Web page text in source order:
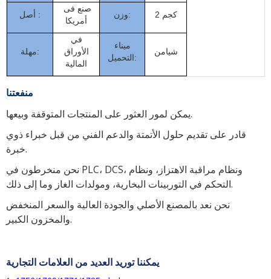
أصل :
صنع فى
أمريكا
وزن: 2 كجم
مهلة:
في
الأوراق
المالية
ميناء
التحميل:
شيامن
منفعتنا
يمكن لمور العثور على المنتجات المتوقفة وبيعها.
قادر على تقديم حلول الأتمتة والدعم الفني من قبل خبراء ذوي
خبرة.
نحن منخرطون في PLC، DCS، ونظام مراقبة الاهتزاز، ونظام
التحكم في التوربينات البخارية، ومولدات الغاز وما إلى ذلك.
نحن نعد بالمصنع الأصلي والجودة العالية والسعر المنخفض
والمخزون الكبير.
يمكننا توريد العديد من العلامات التجارية